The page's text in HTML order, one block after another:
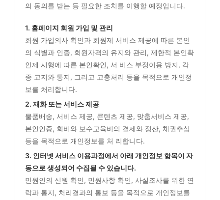
의 동의를 받는 등 필요한 조치를 이행할 예정입니다.
1. 홈페이지 회원 가입 및 관리
회원 가입의사 확인과 회원제 서비스 제공에 따른 본인
의 식별과 인증, 회원자격의 유지와 관리, 제한적 본인확
인제 시행에 따른 본인확인, 서 비스 부정이용 방지, 각
종 고지와 통지, 그리고 고충처리 등을 목적으로 개인정
보를 처리합니다.
2. 재화 또는 서비스 제공
물품배송, 서비스 제공, 콘텐츠 제공, 맞춤서비스 제공,
본인인증, 회비와 보수교육비의 결제와 정산, 채권추심
등을 목적으로 개인정보를 처 리합니다.
3. 인터넷 서비스 이용과정에서 아래 개인정보 항목이 자
동으로 생성되어 수집될 수 있습니다.
민원인의 신원 확인, 민원사항 확인, 사실조사를 위한 연
락과 통지, 처리결과의 통보 등을 목적으로 개인정보를